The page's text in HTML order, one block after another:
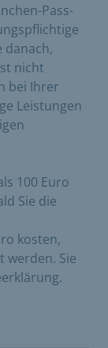
Pass-
danach,
nicht
bei Ihrer
Leistungen
100 Euro
Sie die
kosten,
werden. Sie